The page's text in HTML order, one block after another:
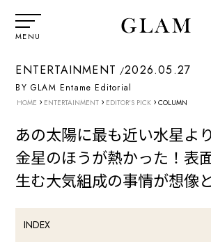
MENU
ENTERTAINMENT 2026.05.27
BY GLAM Entame Editorial
HOME › ENTERTAINMENT › EDITOR'S PICK › COLUMN
あの太陽に最も近い水星よ
金星のほうが熱かった！表
生む大気組成の事情が想像
INDEX